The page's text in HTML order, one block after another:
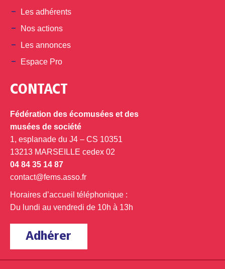
Les adhérents
Nos actions
Les annonces
Espace Pro
CONTACT
Fédération des écomusées et des
musées de société
1, esplanade du J4 – CS 10351
13213 MARSEILLE cedex 02
04 84 35 14 87
contact@fems.asso.fr
Horaires d’accueil téléphonique :
Du lundi au vendredi de 10h à 13h
Adhérer